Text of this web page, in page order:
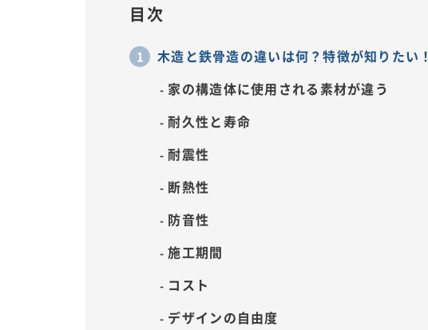
目次
木造と鉄骨造の違いは何？特徴が知りたい！
家の構造体に使用される素材が違う
耐久性と寿命
耐震性
断熱性
防音性
施工期間
コスト
デザインの自由度